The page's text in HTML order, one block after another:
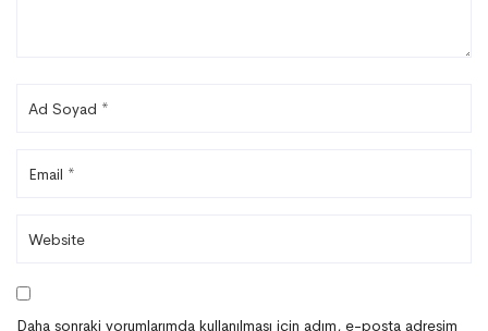
Daha sonraki yorumlarımda kullanılması için adım, e-posta adresim